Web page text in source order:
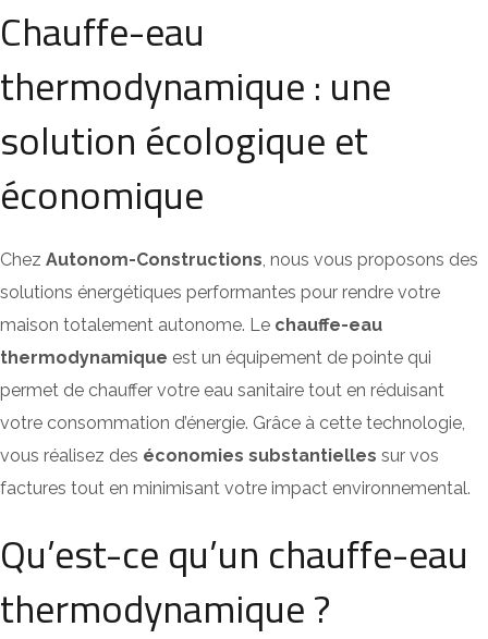
Chauffe-eau
thermodynamique : une
solution écologique et
économique
Chez Autonom-Constructions, nous vous proposons des
solutions énergétiques performantes pour rendre votre
maison totalement autonome. Le chauffe-eau
thermodynamique est un équipement de pointe qui
permet de chauffer votre eau sanitaire tout en réduisant
votre consommation d’énergie. Grâce à cette technologie,
vous réalisez des économies substantielles sur vos
factures tout en minimisant votre impact environnemental.
Qu’est-ce qu’un chauffe-eau
thermodynamique ?